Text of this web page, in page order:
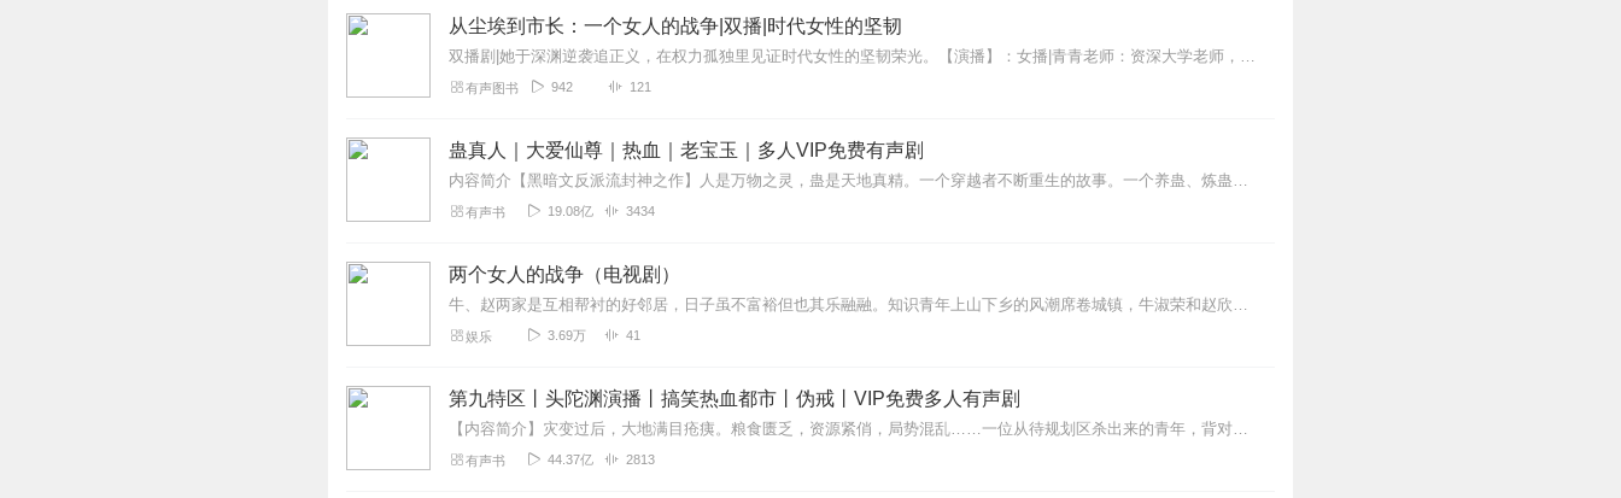
演播团队
听我讲故事就对了！我什么故事都能讲，一名因为录书，耽误了健身，手工的时间精力焦虑症中期患者。目前作品？看我的个
人页吧，哈哈哈。
王益达：
各种男人
本可靠颜值吃饭，可偏偏要靠实力！精于修道，能够轻松驾驭各种类型小说，尤其是玄幻仙侠类。目前作品略，请参看主页。
欢喜不言语
生活气息扑面而来，主播生动演绎出一幅幅日常的画面，把人与人之前复杂的感情纠葛和关系淋漓尽致地表现出来，
环环相扣，引人入胜!
夭柒锦
书是真不错，故事不拖沓，构思也严谨。 世上绝无完美的人和物，此书也有自己的局限，但仍不妨碍它成为一部好的
经典的作品！追！
王水三千
演播特别棒，语言功底好，语音语调恰到好处，声音和这本书的内容也很搭！期待更新！
连续听了好几集。旁白好生动。声线多变，好棒
从尘埃到市长：一个女人的战争|双播|时代女性的坚韧
双播剧|她于深渊逆袭追正义，在权力孤独里见证时代女性的坚韧荣光。【演播】：女播|青青老师：资深大学老师，有声新秀。声音大气沉稳、可咸可甜，录有《刘秀传》《王莽篡...
有声图书 942 121
蛊真人｜大爱仙尊｜热血｜老宝玉｜多人VIP免费有声剧
内容简介【黑暗文反派流封神之作】人是万物之灵，蛊是天地真精。一个穿越者不断重生的故事。一个养蛊、炼蛊、用蛊的奇特世界。配音组（男角色）老宝玉旁白...
有声书 19.08亿 3434
两个女人的战争（电视剧）
牛、赵两家是互相帮衬的好邻居，日子虽不富裕但也其乐融融。知识青年上山下乡的风潮席卷城镇，牛淑荣和赵欣梅向家人表示了要上山下乡的决心。在黑山屯，她们共同爱上了英俊...
娱乐 3.69万 41
第九特区丨头陀渊演播丨搞笑热血都市丨伪戒丨VIP免费多人有声剧
【内容简介】灾变过后，大地满目疮痍。粮食匮乏，资源紧俏，局势混乱……一位从待规划区杀出来的青年，背对着漫天黄沙，孤身来到九区谋生，却不曾想偶然结识三五好友，一念...
有声书 44.37亿 2813